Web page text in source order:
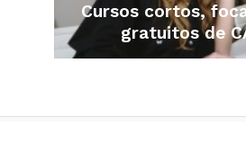
Cursos cortos,
gratuitos de